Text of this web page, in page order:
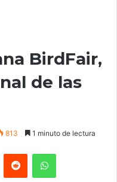
BirdFair,
de las
813 1 minuto de lectura
Reddit WhatsApp